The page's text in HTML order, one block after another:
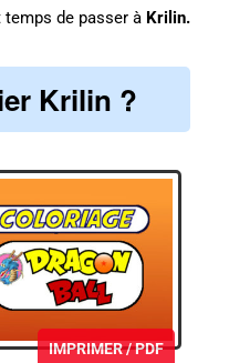
temps de passer à Krilin.
Krilin ?
IMPRIMER / PDF